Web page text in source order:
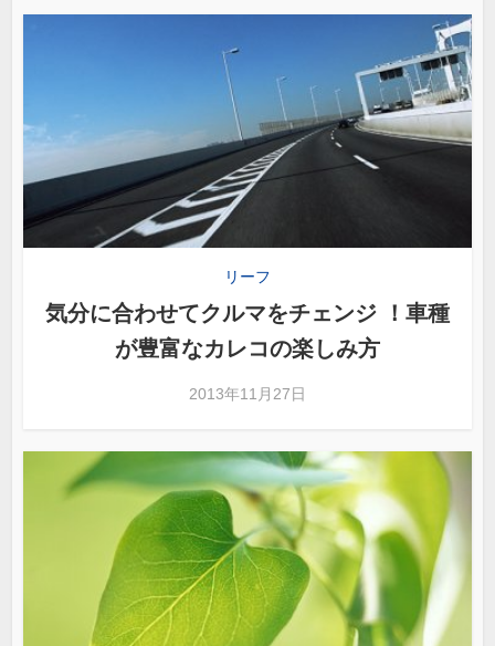
リーフ
気分に合わせてクルマをチェンジ ！車種
が豊富なカレコの楽しみ方
2013年11月27日